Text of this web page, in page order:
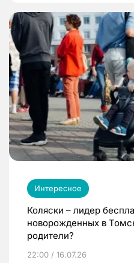
Интересное
Коляски – лидер
новорожденных в
родители?
22:00 / 16.07.26